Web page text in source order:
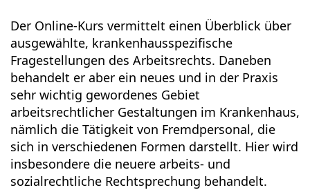
Der Online-Kurs vermittelt einen Überblick über
ausgewählte, krankenhausspezifische
Fragestellungen des Arbeitsrechts. Daneben
behandelt er aber ein neues und in der Praxis
sehr wichtig gewordenes Gebiet
arbeitsrechtlicher Gestaltungen im Krankenhaus,
nämlich die Tätigkeit von Fremdpersonal, die
sich in verschiedenen Formen darstellt. Hier wird
insbesondere die neuere arbeits- und
sozialrechtliche Rechtsprechung behandelt.